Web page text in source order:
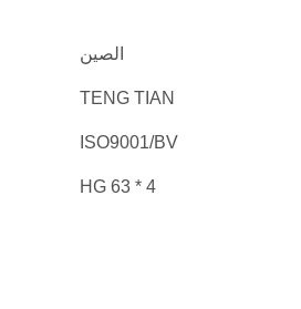
الصين
TENG TIAN
ISO9001/BV
HG 63 * 4